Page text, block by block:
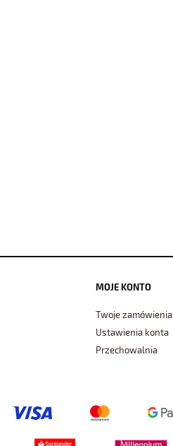
MOJE KONTO
Twoje zamówienia
Ustawienia konta
Przechowalnia